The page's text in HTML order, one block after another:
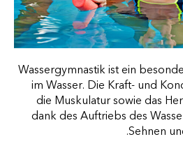
Wassergymnastik ist ein
im Wasser. Die Kraft- und
die Muskulatur sowie das
dank des Auftriebs des
Sehnen